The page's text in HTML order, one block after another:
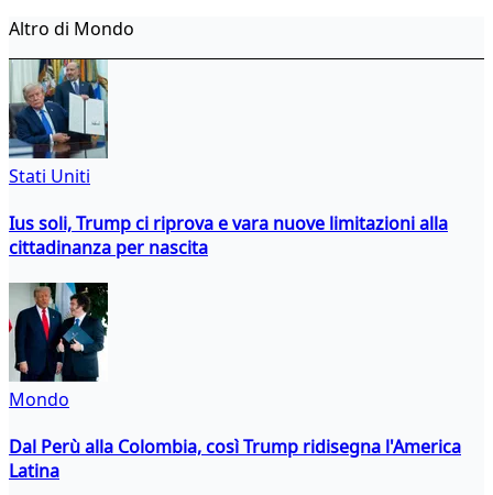
Altro di Mondo
Stati Uniti
Ius soli, Trump ci riprova e vara nuove limitazioni alla
cittadinanza per nascita
Mondo
Dal Perù alla Colombia, così Trump ridisegna l'America
Latina